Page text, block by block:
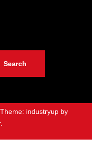
Theme: industryup by
.